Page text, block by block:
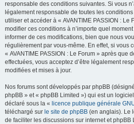
responsable des conditions suivantes. Si vous
légalement responsable de toutes les
utiliser et accéder à « AVANTIME PASSION : Le
modifier ces conditions à n’importe quel
informer de ces modifications, bien que nous
régulièrement par vous-même. En effet, si vous
« AVANTIME PASSION : Le Forum » après que
effectuées, vous acceptez d’être légalement
modifiées et mises à jour.
Nos forums sont développés par phpBB
phpBB » et « phpBB Limited ») qui est un
déclaré sous la « licence publique générale
téléchargé sur le site de phpBB (en anglais). Le
de faciliter les discussions sur internet et